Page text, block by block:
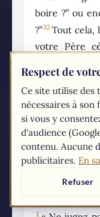
boire ?” ou
?”32 Tout cela,
votre Père
Dieu et sa
donné par
souci pour
même ; à
1
Respect de
Ce site utilise des
nécessaires à
si vous y
d'audience
contenu. Aucune
publicitaires. En
Refuser